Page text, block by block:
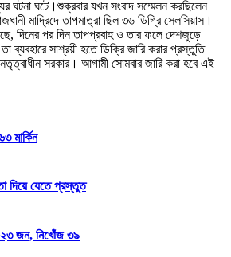
ঘটনা ঘটে।শুক্রবার যখন সংবাদ সম্মেলন করছিলেন
মাদ্রিদে তাপমাত্রা ছিল ৩৬ ডিগ্রি সেলসিয়াস।
দিনের পর দিন তাপপ্রবাহ ও তার ফলে দেশজুড়ে
ব্যবহারে সাশ্রয়ী হতে ডিক্রি জারি করার প্রস্তুতি
সরকার। আগামী সোমবার জারি করা হবে এই
মার্কিন
দিয়ে যেতে প্রস্তুত
২৩ জন, নিখোঁজ ৩৯